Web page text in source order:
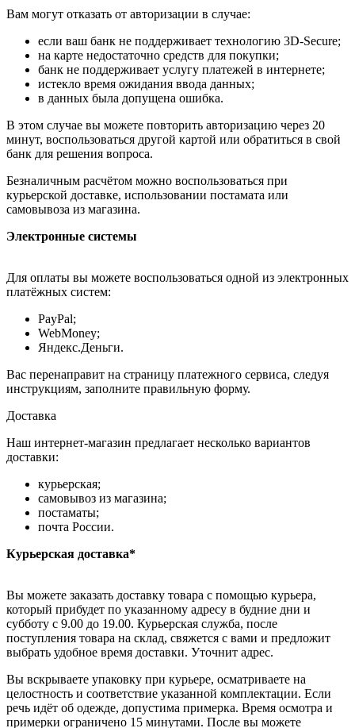
Вам могут отказать от авторизации в случае:
если ваш банк не поддерживает технологию 3D-Secure;
на карте недостаточно средств для покупки;
банк не поддерживает услугу платежей в интернете;
истекло время ожидания ввода данных;
в данных была допущена ошибка.
В этом случае вы можете повторить авторизацию через 20
минут, воспользоваться другой картой или обратиться в свой
банк для решения вопроса.
Безналичным расчётом можно воспользоваться при
курьерской доставке, использовании постамата или
самовывоза из магазина.
Электронные системы
Для оплаты вы можете воспользоваться одной из электронных
платёжных систем:
PayPal;
WebMoney;
Яндекс.Деньги.
Вас перенаправит на страницу платежного сервиса, следуя
инструкциям, заполните правильную форму.
Доставка
Наш интернет-магазин предлагает несколько вариантов
доставки:
курьерская;
самовывоз из магазина;
постаматы;
почта России.
Курьерская доставка*
Вы можете заказать доставку товара с помощью курьера,
который прибудет по указанному адресу в будние дни и
субботу с 9.00 до 19.00. Курьерская служба, после
поступления товара на склад, свяжется с вами и предложит
выбрать удобное время доставки. Уточнит адрес.
Вы вскрываете упаковку при курьере, осматриваете на
целостность и соответствие указанной комплектации. Если
речь идёт об одежде, допустима примерка. Время осмотра и
примерки ограничено 15 минутами. После вы можете